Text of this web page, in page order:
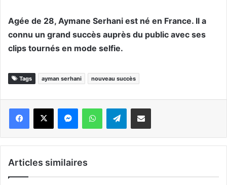
Agée de 28, Aymane Serhani est né en France. Il a
connu un grand succès auprès du public avec ses
clips tournés en mode selfie.
Tags ayman serhani nouveau succès
WhatsApp Telegram
Articles similaires